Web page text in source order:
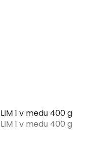
1 v medu 400 g
1 v medu 400 g